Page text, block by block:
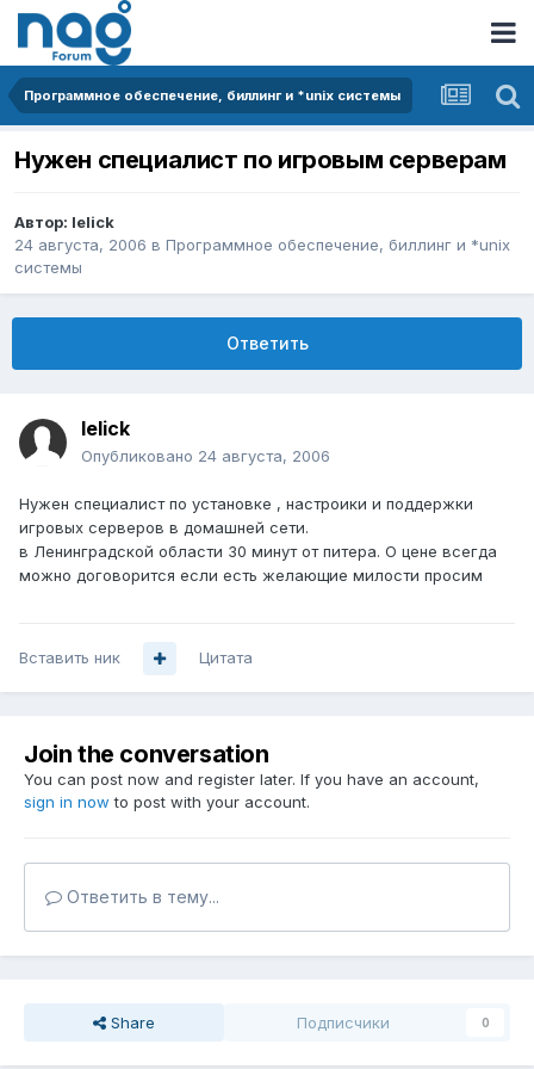
Программное обеспечение, биллинг и *unix системы
Нужен специалист по игровым серверам
Автор: lelick
24 августа, 2006 в Программное обеспечение, биллинг и *unix
системы
Ответить
lelick
Опубликовано 24 августа, 2006
Нужен специалист по установке , настроики и поддержки
игровых серверов в домашней сети.
в Ленинградской области 30 минут от питера. О цене всегда
можно договорится если есть желающие милости просим
Вставить ник Цитата
Join the conversation
You can post now and register later. If you have an account,
sign in now to post with your account.
Ответить в тему...
Share Подписчики 0